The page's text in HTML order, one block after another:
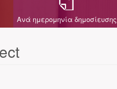
Ανά ημερομηνία δημοσίευσης